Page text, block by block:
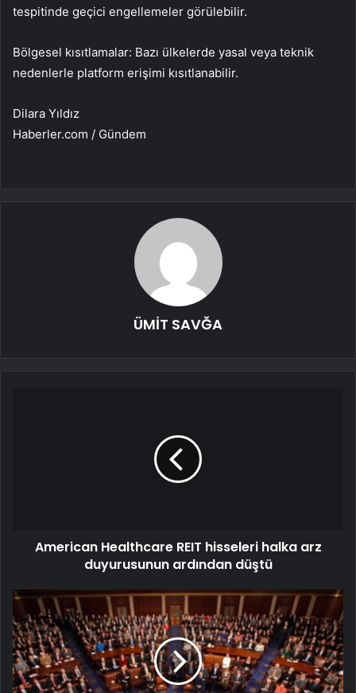
tespitinde geçici engellemeler görülebilir.
Bölgesel kısıtlamalar: Bazı ülkelerde yasal veya teknik
nedenlerle platform erişimi kısıtlanabilir.
Dilara Yıldız
Haberler.com / Gündem
ÜMİT SAVĞA
American Healthcare REIT hisseleri halka arz
duyurusunun ardından düştü